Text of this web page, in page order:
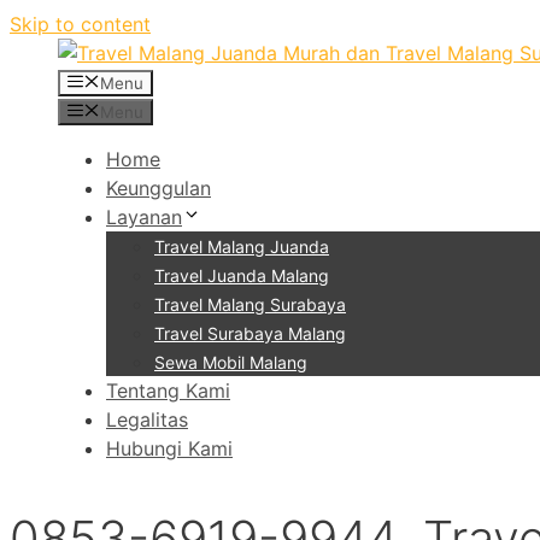
Skip to content
Menu
Home
Keunggulan
Layanan
Travel Malang Juanda
Travel Juanda Malang
Travel Malang Surabaya
Travel Surabaya Malang
Sewa Mobil Malang
Tentang Kami
Legalitas
Hubungi Kami